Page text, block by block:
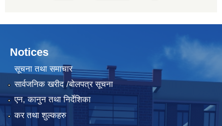
Notices
सूचना तथा समाचार
सार्वजनिक खरीद /बोलपत्र सूचना
एन, कानुन तथा निर्देशिका
कर तथा शुल्कहरु